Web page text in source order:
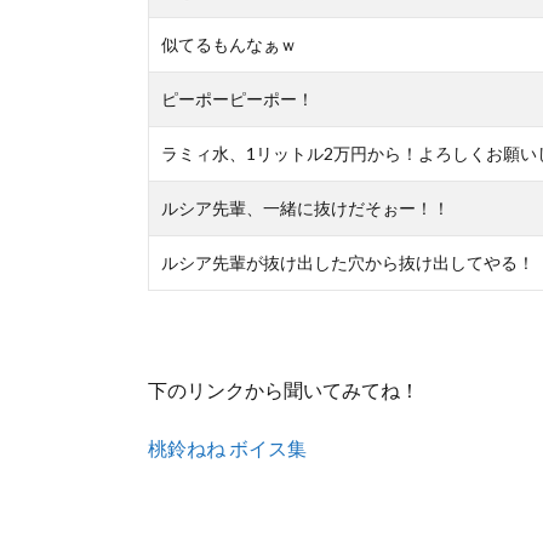
似てるもんなぁｗ
ピーポーピーポー！
ラミィ水、1リットル2万円から！よろしくお願い
ルシア先輩、一緒に抜けだそぉー！！
ルシア先輩が抜け出した穴から抜け出してやる！
下のリンクから聞いてみてね！
桃鈴ねね ボイス集